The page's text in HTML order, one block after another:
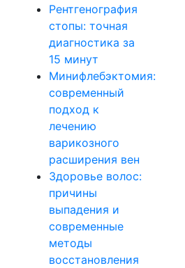
Рентгенография
стопы: точная
диагностика за
15 минут
Минифлебэктомия:
современный
подход к
лечению
варикозного
расширения вен
Здоровье волос:
причины
выпадения и
современные
методы
восстановления